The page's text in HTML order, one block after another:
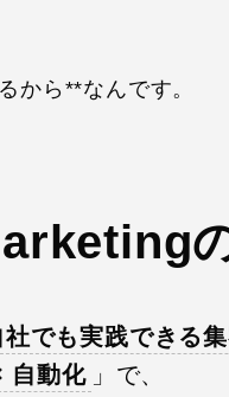
から**なんです。
社でも実践できる
自動化 」で、